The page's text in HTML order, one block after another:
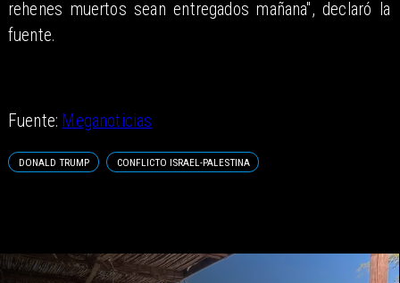
rehenes muertos sean entregados mañana", declaró la
fuente.
Fuente: Meganoticias
DONALD TRUMP CONFLICTO ISRAEL-PALESTINA